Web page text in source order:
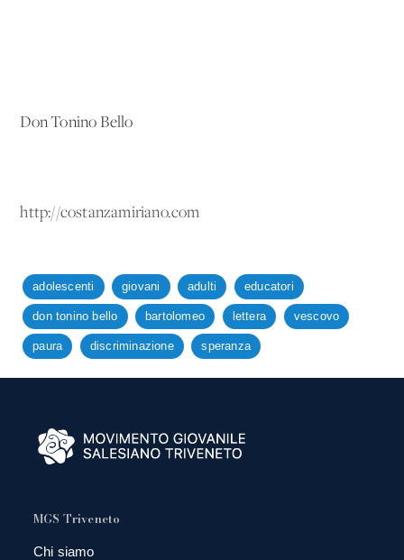
Don Tonino Bello
http://costanzamiriano.com
adolescenti giovani adulti educatori
don tonino bello bartolomeo lettera vescovo
paura discriminazione speranza
MGS Triveneto
Chi siamo